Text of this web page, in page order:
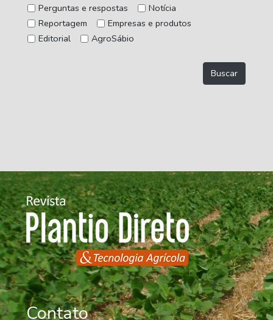
Perguntas e respostas
Notícia
Reportagem
Empresas e produtos
Editorial
AgroSábio
Contato